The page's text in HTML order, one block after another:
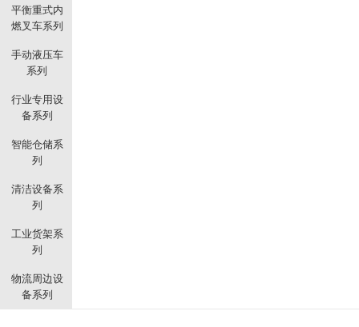
平衡重式内
燃叉车系列
手动液压车
系列
行业专用设
备系列
智能仓储系
列
清洁设备系
列
工业货架系
列
物流周边设
备系列